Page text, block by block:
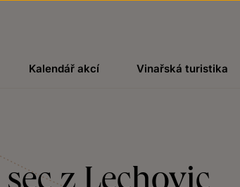
Kalendář akcí Vinařská turistika
z Lechovic